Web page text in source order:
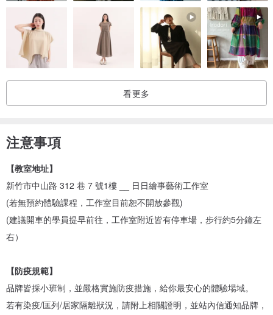
✿建議挑選顏色2-5種，且線條與色塊簡化明確的設計圖，較為上手。
（圖案複雜度皆會影響施作進度）。
✿如圖片解析度不佳，圖案過於複雜。為了使施作地毯槍順利，工作
室提供簡易合成與描圖（僅可小範圍修改一次）。
時抵達課程將不另行提供投影構圖，敬請見諒！欲更改上課開始時段
請於上課日前三天告知。
✿如欲下午時段13:00開始體驗課程的學員，工作室皆會協助將學員提
供的設計圖描好至戳布上，請於上課日前三天將欲創作之設計圖以及
想呈現的方式明確告知，決定好設計圖後不再行更改；如當日更改圖
看更多
注意事項
【教室地址】
新竹市中山路 312 巷 7 號1樓 __ 日日繪事藝術工作室
(若無預約體驗課程，工作室目前恕不開放參觀)
(建議開車的學員提早前往，工作室附近皆有停車場，步行約5分鐘左
右）
【防疫規範】
品牌皆採小班制，並嚴格實施防疫措施，給你最安心的體驗場域。
若有染疫/匡列/居家隔離狀況，請附上相關證明，並站內信通知品牌，